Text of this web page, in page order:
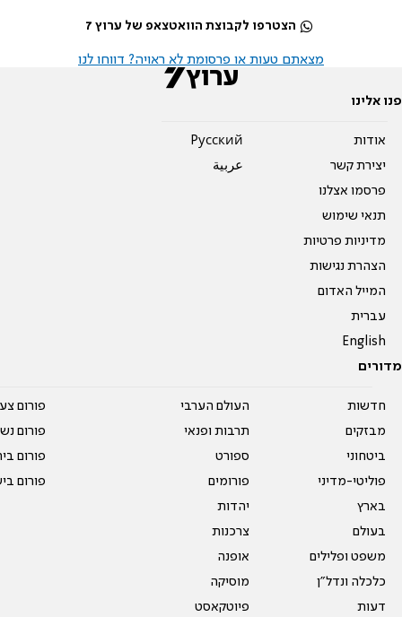
הצטרפו לקבוצת הוואטצאפ של ערוץ 7
מצאתם טעות או פרסומת לא ראויה? דווחו לנו
פנו אלינו
אודות
יצירת קשר
פרסמו אצלנו
תנאי שימוש
מדיניות פרטיות
הצהרת נגישות
המייל האדום
עברית
English
Pусский
عربية
מדורים
חדשות
מבזקים
ביטחוני
פוליטי-מדיני
בארץ
בעולם
משפט ופלילים
כלכלה ונדל"ן
דעות
העולם הערבי
תרבות ופנאי
ספורט
פורומים
יהדות
צרכנות
אופנה
מוסיקה
פיוטקאסט
פורום
פורום
פורום
פורום